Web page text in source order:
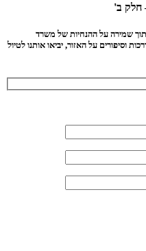
חלק ב'
תוך שמירה על ההנחיות של משרד
וסיפורים על האזור, יביאו אותנו לטיול